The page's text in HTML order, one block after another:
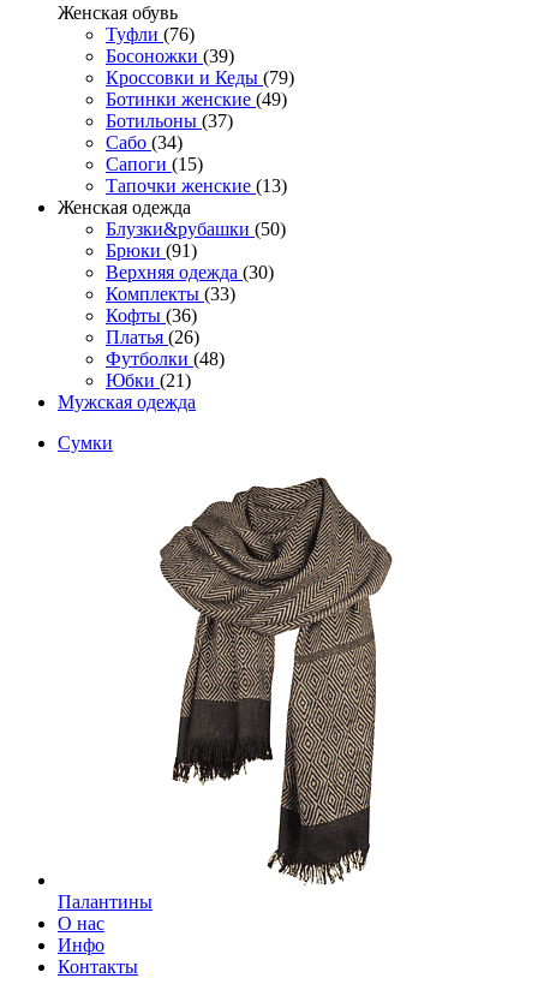
Женcкая обувь
Туфли (76)
Босоножки (39)
Кроссовки и Кеды (79)
Ботинки женские (49)
Ботильоны (37)
Сабо (34)
Сапоги (15)
Тапочки женские (13)
Женская одежда
Блузки&рубашки (50)
Брюки (91)
Верхняя одежда (30)
Комплекты (33)
Кофты (36)
Платья (26)
Футболки (48)
Юбки (21)
Мужская одежда
Сумки
Палантины
О нас
Инфо
Контакты